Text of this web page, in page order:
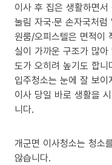
이사 후 집은 생활하면서
눌림 자국·문 손자국처
원룸/오피스텔은 면적이
실이 가까운 구조가 많
도가 오히려 높기도 합니
입주청소는 눈에 잘 보
이사 당일 바로 생활을
니다.
개군면 이사청소는 청소
않습니다.